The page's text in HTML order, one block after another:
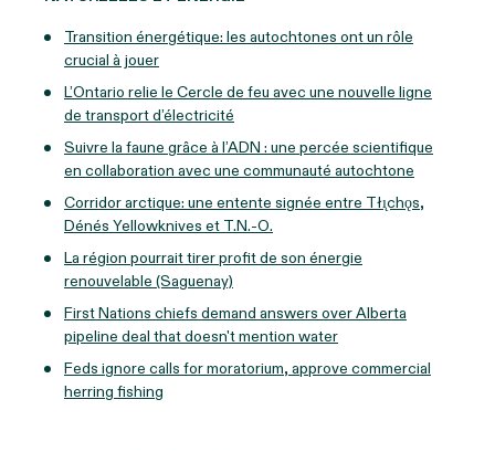
Transition énergétique: les autochtones ont un rôle
crucial à jouer
L’Ontario relie le Cercle de feu avec une nouvelle ligne
de transport d’électricité
Suivre la faune grâce à l’ADN : une percée scientifique
en collaboration avec une communauté autochtone
Corridor arctique: une entente signée entre Tłı̨chǫs,
Dénés Yellowknives et T.N.‑O.
La région pourrait tirer profit de son énergie
renouvelable (Saguenay)
First Nations chiefs demand answers over Alberta
pipeline deal that doesn't mention water
Feds ignore calls for moratorium, approve commercial
herring fishing